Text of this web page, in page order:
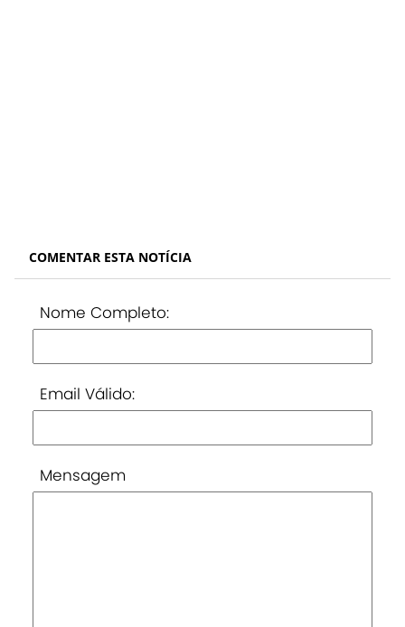
COMENTAR ESTA NOTÍCIA
Nome Completo:
Email Válido:
Mensagem